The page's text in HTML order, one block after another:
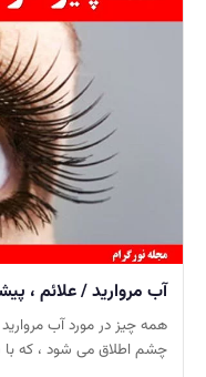
آب مروارید / علائم ،
همه چیز در مورد آب
چشم اطلاق می شود ، که